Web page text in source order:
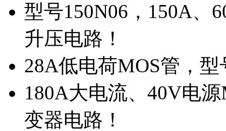
型号150N06，150A、
升压电路！
28A低电荷MOS管，
180A大电流、40V电
变器电路！